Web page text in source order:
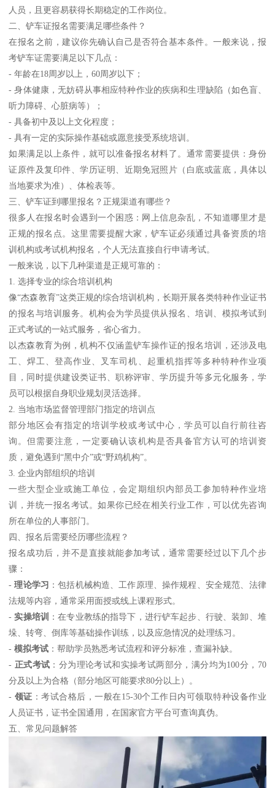
人员，且更容易获得长期稳定的工作岗位。
二、铲车证报名需要满足哪些条件？
在报名之前，建议你先确认自己是否符合基本条件。一般来说，报
考铲车证需要满足以下几点：
- 年龄在18周岁以上，60周岁以下；
- 身体健康，无妨碍从事相应特种作业的疾病和生理缺陷（如色盲、
听力障碍、心脏病等）；
- 具备初中及以上文化程度；
- 具有一定的实际操作基础或愿意接受系统培训。
如果满足以上条件，就可以准备报名材料了。通常需要提供：身份
证原件及复印件、学历证明、近期免冠照片（白底或蓝底，具体以
当地要求为准）、体检表等。
三、铲车证到哪里报名？正规渠道有哪些？
很多人在报名时会遇到一个困惑：网上信息杂乱，不知道哪里才是
正规的报名点。这里需要提醒大家，铲车证必须通过具备资质的培
训机构或考试机构报名，个人无法直接自行申请考试。
一般来说，以下几种渠道是正规可靠的：
1. 选择专业的综合培训机构
像“杰森教育”这类正规的综合培训机构，长期开展各类特种作业证书
的报名与培训服务。机构会为学员提供从报名、培训、模拟考试到
正式考试的一站式服务，省心省力。
以杰森教育为例，机构不仅涵盖铲车操作证的报名培训，还涉及电
工、焊工、登高作业、叉车司机、起重机指挥等多种特种作业项
目，同时提供建设类证书、职称评审、学历提升等多元化服务，学
员可以根据自身职业规划灵活选择。
2. 当地市场监督管理部门指定的培训点
部分地区会有指定的培训学校或考试中心，学员可以自行前往咨
询。但需要注意，一定要确认该机构是否具备官方认可的培训资
质，避免遇到“黑中介”或“野鸡机构”。
3. 企业内部组织的培训
一些大型企业或施工单位，会定期组织内部员工参加特种作业培
训，并统一报名考试。如果你已经在相关行业工作，可以优先咨询
所在单位的人事部门。
四、报名后需要经历哪些流程？
报名成功后，并不是直接就能参加考试，通常需要经过以下几个步
骤：
-理论学习 ：包括机械构造、工作原理、操作规程、安全规范、法律
法规等内容，通常采用面授或线上课程形式。
-实操培训
：在专业教练的指导下，进行铲车起步、行驶、装卸、堆
垛、转弯、倒库等基础操作训练，以及应急情况的处理练习。
-模拟考试 ：帮助学员熟悉考试流程和评分标准，查漏补缺。
- 正式考试 ：分为理论考试和实操考试两部分，满分均为100分，70
分及以上为合格（部分地区可能要求80分以上）。
- 领证 ：考试合格后，一般在15-30个工作日内可领取特种设备作业
人员证书，证书全国通用，在国家官方平台可查询真伪。
五、常见问题解答